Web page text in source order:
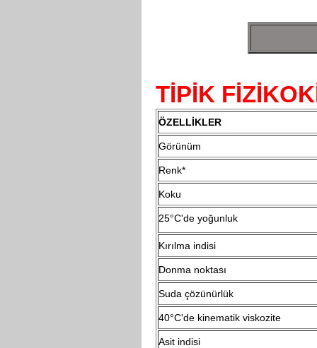
TİPİK
ÖZELLİKLER
Görünüm
Renk*
Koku
25°C'de yoğunluk
Kırılma indisi
Donma noktası
Suda çözünürlük
40°C'de kinematik viskozite
Asit indisi